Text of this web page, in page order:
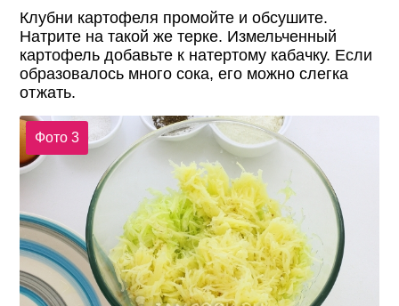
Клубни картофеля промойте и обсушите.
Натрите на такой же терке. Измельченный
картофель добавьте к натертому кабачку. Если
образовалось много сока, его можно слегка
отжать.
Фото 3